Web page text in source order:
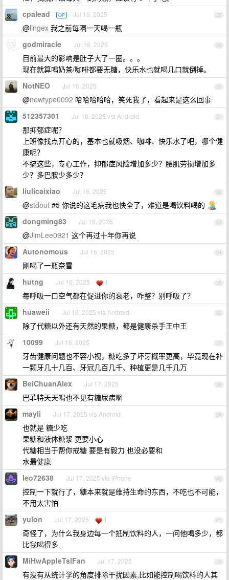
28
cpalead OP Jul 16, 2025
@lingex 我之前每隔一天喝一瓶
29
godmiracle Jul 16, 2025
目前最大的影响是肚子大了一圈。。。
现在就算喝奶茶/咖啡都要无糖，快乐水也就喝几口就倒掉。
30
NotNEO Jul 16, 2025
@newtype0092 哈哈哈哈哈，笑死我了，看起来是这么回事
31
512357301 Jul 16, 2025 via Android
那抑郁症呢？
上班像找点开心的，基本也就吸烟、咖啡、快乐水了吧，哪个健
康呢？
不搞这些，专心工作，抑郁症风险增加多少？腰肌劳损增加多
少？多巴胺少多少？
32
liulicaixiao Jul 16, 2025
@stdout #5 你说的这毛病我也快全了，难道是喝饮料喝的
33
dongming83 Jul 16, 2025
@JimLee0921 这个再过十年你再说
34
Autonomous Jul 16, 2025
刚喝了一瓶奈雪
35
hutng Jul 16, 2025 1
每呼吸一口空气都在促进你的衰老，咋整？别呼吸了？
36
huaweii Jul 16, 2025 via Android
除了代糖以外还有天然的果糖，都是健康杀手王中王
37
10099 Jul 16, 2025
牙齿健康问题也不容小视，糖吃多了坏牙概率更高，毕竟现在补
一颗牙几十几百、牙冠几百几千、种植更是几千几万
38
BeiChuanAlex Jul 17, 2025
巴菲特天天喝也不见有糖尿病啊
39
mayli Jul 17, 2025 via Android
也就是 糖少吃
果糖和液体糖浆 更要小心
代糖相当于帮你戒糖 要是有毅力 也没必要和
水最健康
40
leo72638 Jul 17, 2025 via iPhone
控制一下就行了，糖本来就是维持生命的东西，不吃也不可能，
不用太害怕
41
yulon Jul 17, 2025 1
奇怪了，为什么我身边每一个抵制饮料的人，一问他喝多少，都
比我喝得多
42
MiHwAppleTslFan Jul 17, 2025
有没有从统计学的角度排除干扰因素,比如能控制喝饮料的人其